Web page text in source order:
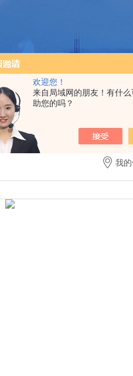
欢迎您！
来自局域网的朋友！有什
助您的吗？
我的